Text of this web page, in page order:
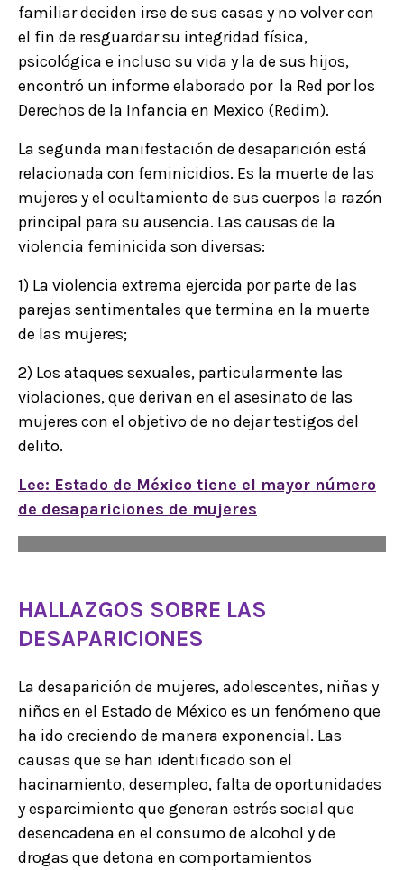
familiar deciden irse de sus casas y no volver con
el fin de resguardar su integridad física,
psicológica e incluso su vida y la de sus hijos,
encontró un informe elaborado por la Red por los
Derechos de la Infancia en Mexico (Redim).
La segunda manifestación de desaparición está
relacionada con feminicidios. Es la muerte de las
mujeres y el ocultamiento de sus cuerpos la razón
principal para su ausencia. Las causas de la
violencia feminicida son diversas:
1) La violencia extrema ejercida por parte de las
parejas sentimentales que termina en la muerte
de las mujeres;
2) Los ataques sexuales, particularmente las
violaciones, que derivan en el asesinato de las
mujeres con el objetivo de no dejar testigos del
delito.
Lee: Estado de México tiene el mayor número
de desapariciones de mujeres
HALLAZGOS SOBRE LAS
DESAPARICIONES
La desaparición de mujeres, adolescentes, niñas y
niños en el Estado de México es un fenómeno que
ha ido creciendo de manera exponencial. Las
causas que se han identificado son el
hacinamiento, desempleo, falta de oportunidades
y esparcimiento que generan estrés social que
desencadena en el consumo de alcohol y de
drogas que detona en comportamientos